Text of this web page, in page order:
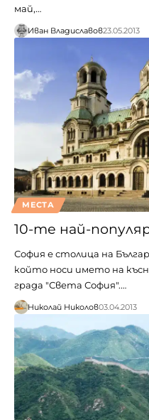
май,…
Иван Владиславов23.05.2013
МЕСТА
10-те най-
София е столица на
който носи името на
града "Света София".…
Николай Николов03.04.2013